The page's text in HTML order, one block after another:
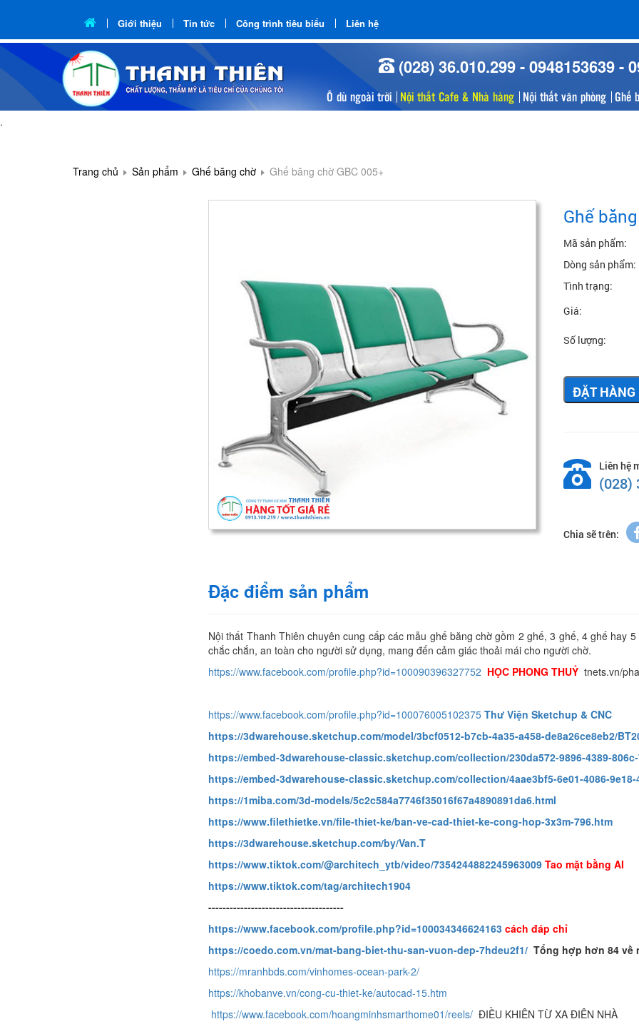
Ô dù ngoài trời Nội thất Cafe & Nhà hàng Nội thất văn phòng Ghế
Giới thiệu Tin tức Công trình tiêu biểu Liên hệ
(028) 36.010.299 - 0948153639 -
.
Trang chủ Sản phẩm Ghế băng chờ Ghế băng chờ GBC 005+
Ghế
Mã sản phẩm:
Dòng sản phẩm:
Tình trạng:
Giá:
Số lượng:
ĐẶT HÀNG
Liên hệ
(028)
Chia sẽ trên:
Đặc điểm sản phẩm
Nội thất Thanh Thiên chuyên cung cấp các mẫu ghế băng chờ gồm 2 ghế, 3 ghế, 4 ghế hay
chắc chắn, an toàn cho người sử dụng, mang đến cảm giác thoải mái cho người chờ.
https://www.facebook.com/profile.php?id=100090396327752 HỌC PHONG THUỶ tnets.vn/
https://www.facebook.com/profile.php?id=100076005102375 Thư Viện Sketchup & CNC
https://3dwarehouse.sketchup.com/model/3bcf0512-b7cb-4a35-a458-de8a26ce8eb2/
https://embed-3dwarehouse-classic.sketchup.com/collection/230da572-9896-4389-
https://embed-3dwarehouse-classic.sketchup.com/collection/4aae3bf5-6e01-4086-
https://1miba.com/3d-models/5c2c584a7746f35016f67a4890891da6.html
https://www.filethietke.vn/file-thiet-ke/ban-ve-cad-thiet-ke-cong-hop-3x3m-796.htm
https://3dwarehouse.sketchup.com/by/Van.T
https://www.tiktok.com/@architech_ytb/video/7354244882245963009 Tao mặt bằng AI
https://www.tiktok.com/tag/architech1904
--------------------------------------
https://www.facebook.com/profile.php?id=100034346624163 cách đáp chỉ
https://coedo.com.vn/mat-bang-biet-thu-san-vuon-dep-7hdeu2f1/ Tổng hợp hơn 84 về
https://mranhbds.com/vinhomes-ocean-park-2/
https://khobanve.vn/cong-cu-thiet-ke/autocad-15.htm
https://www.facebook.com/hoangminhsmarthome01/reels/ ĐIỀU KHIÊN TỪ XA ĐIÊN NHÀ